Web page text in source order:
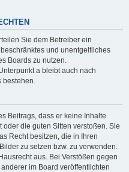
Sie dem Betreiber ein
und unentgeltliches
Boards zu nutzen.
a bleibt auch nach
bestehen.
Beitrags, dass er keine Inhalte
die guten Sitten verstoßen. Sie
Recht besitzen, die in Ihren
zu setzen bzw. zu verwenden.
aus. Bei Verstößen gegen
im Board veröffentlichten